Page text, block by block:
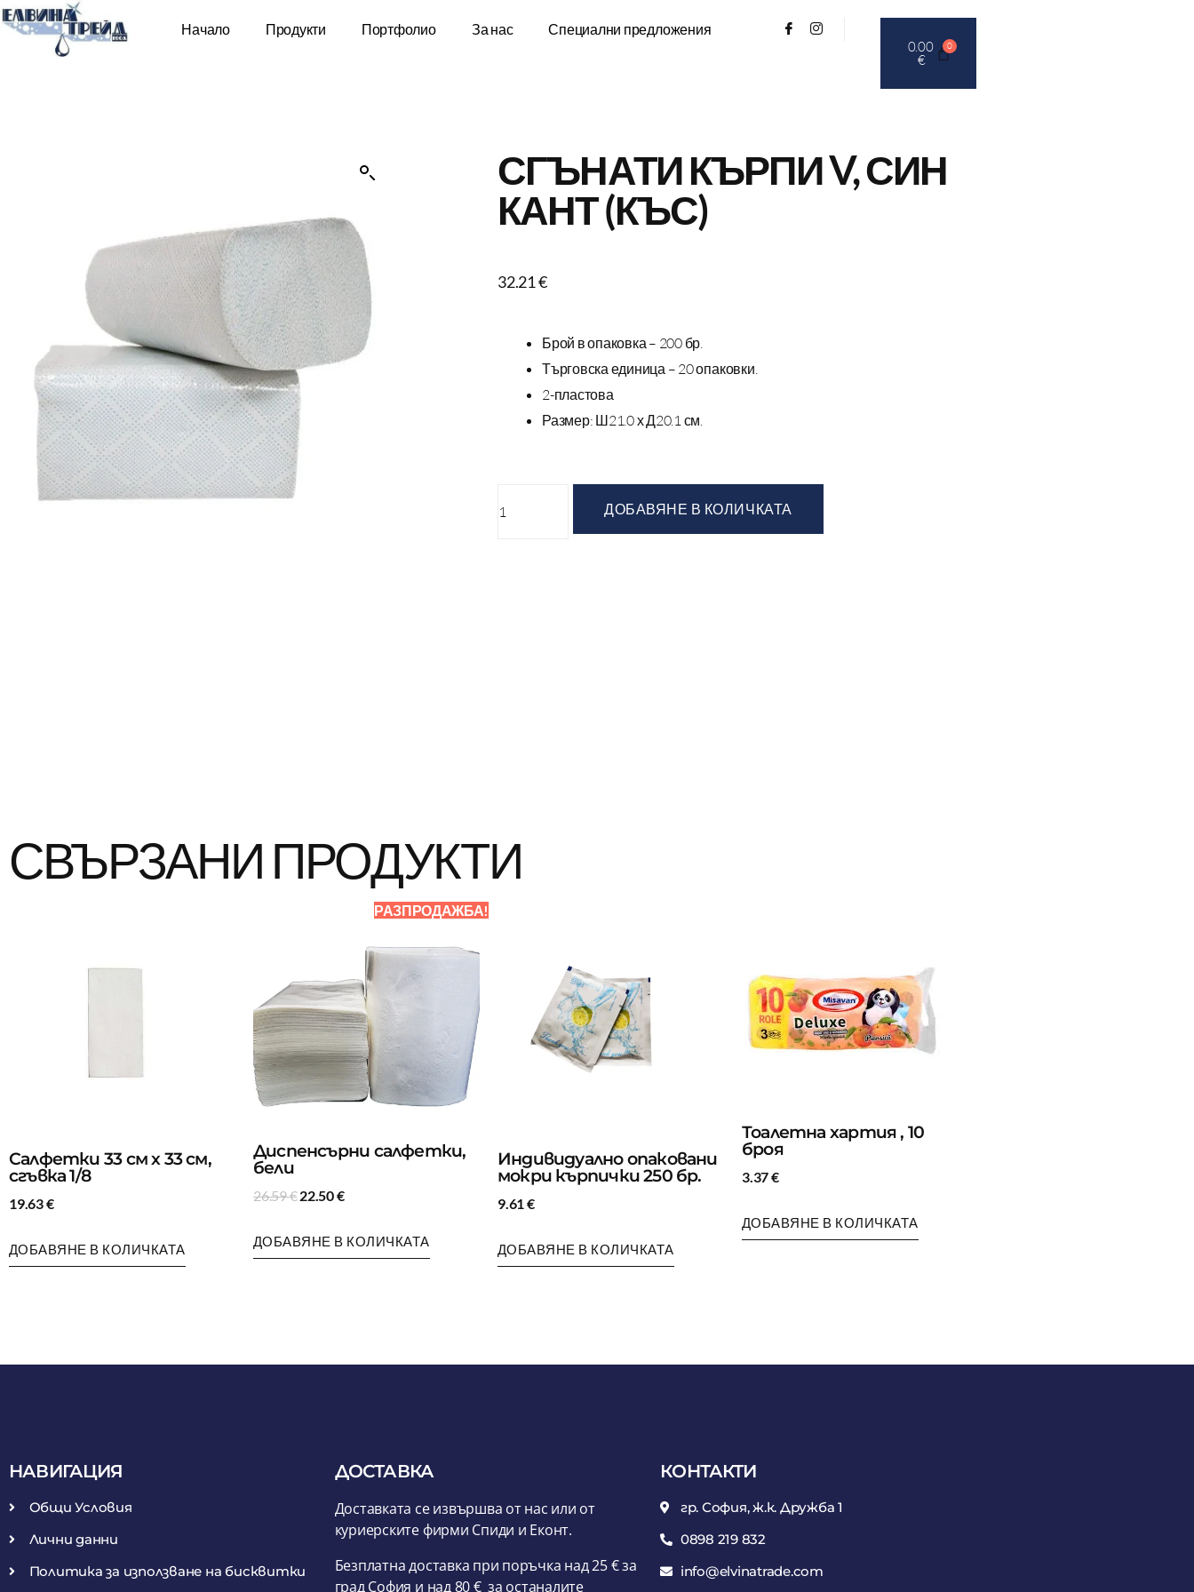
Начало Продукти Портфолио За нас
Специални предложения
0.00
€
0
СГЪНАТИ КЪРПИ V, СИН
КАНТ (КЪС)
32.21€
Брой в опаковка – 200 бр.
Търговска единица – 20 опаковки.
2-пластова
Размер: Ш21.0 х Д20.1 см.
ДОБАВЯНЕ В КОЛИЧКАТА
СВЪРЗАНИ ПРОДУКТИ
Салфетки 33 см х 33 см,
сгъвка 1/8
19.63€
ДОБАВЯНЕ В КОЛИЧКАТА
РАЗПРОДАЖБА!
Диспенсърни салфетки,
бели
26.59€22.50€
ДОБАВЯНЕ В КОЛИЧКАТА
Индивидуално опаковани
мокри кърпички 250 бр.
9.61€
ДОБАВЯНЕ В КОЛИЧКАТА
Тоалетна хартия , 10
броя
3.37€
ДОБАВЯНЕ В КОЛИЧКАТА
НАВИГАЦИЯ
Общи Условия
Лични данни
Политика за използване на бисквитки
ДОСТАВКА
Доставката се извършва от нас или от
куриерските фирми Спиди и Еконт.
Безплатна доставка при поръчка над 25 € за
град София и над 80 € за останалите
КОНТАКТИ
гр. София, ж.к. Дружба 1
0898 219 832
info@elvinatrade.com